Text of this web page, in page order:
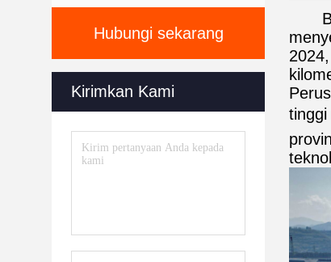
Hubungi sekarang
Kirimkan Kami
tinggi